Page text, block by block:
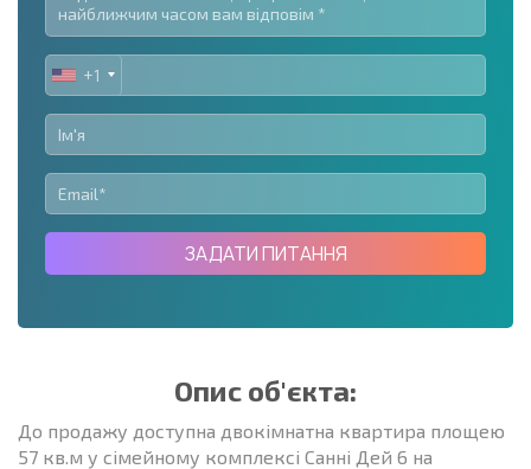
UNITED
STATES
+1
+1
ЗАДАТИ ПИТАННЯ
Опис об'єкта:
До продажу доступна двокімнатна квартира площею
57 кв.м у сімейному комплексі Санні Дей 6 на